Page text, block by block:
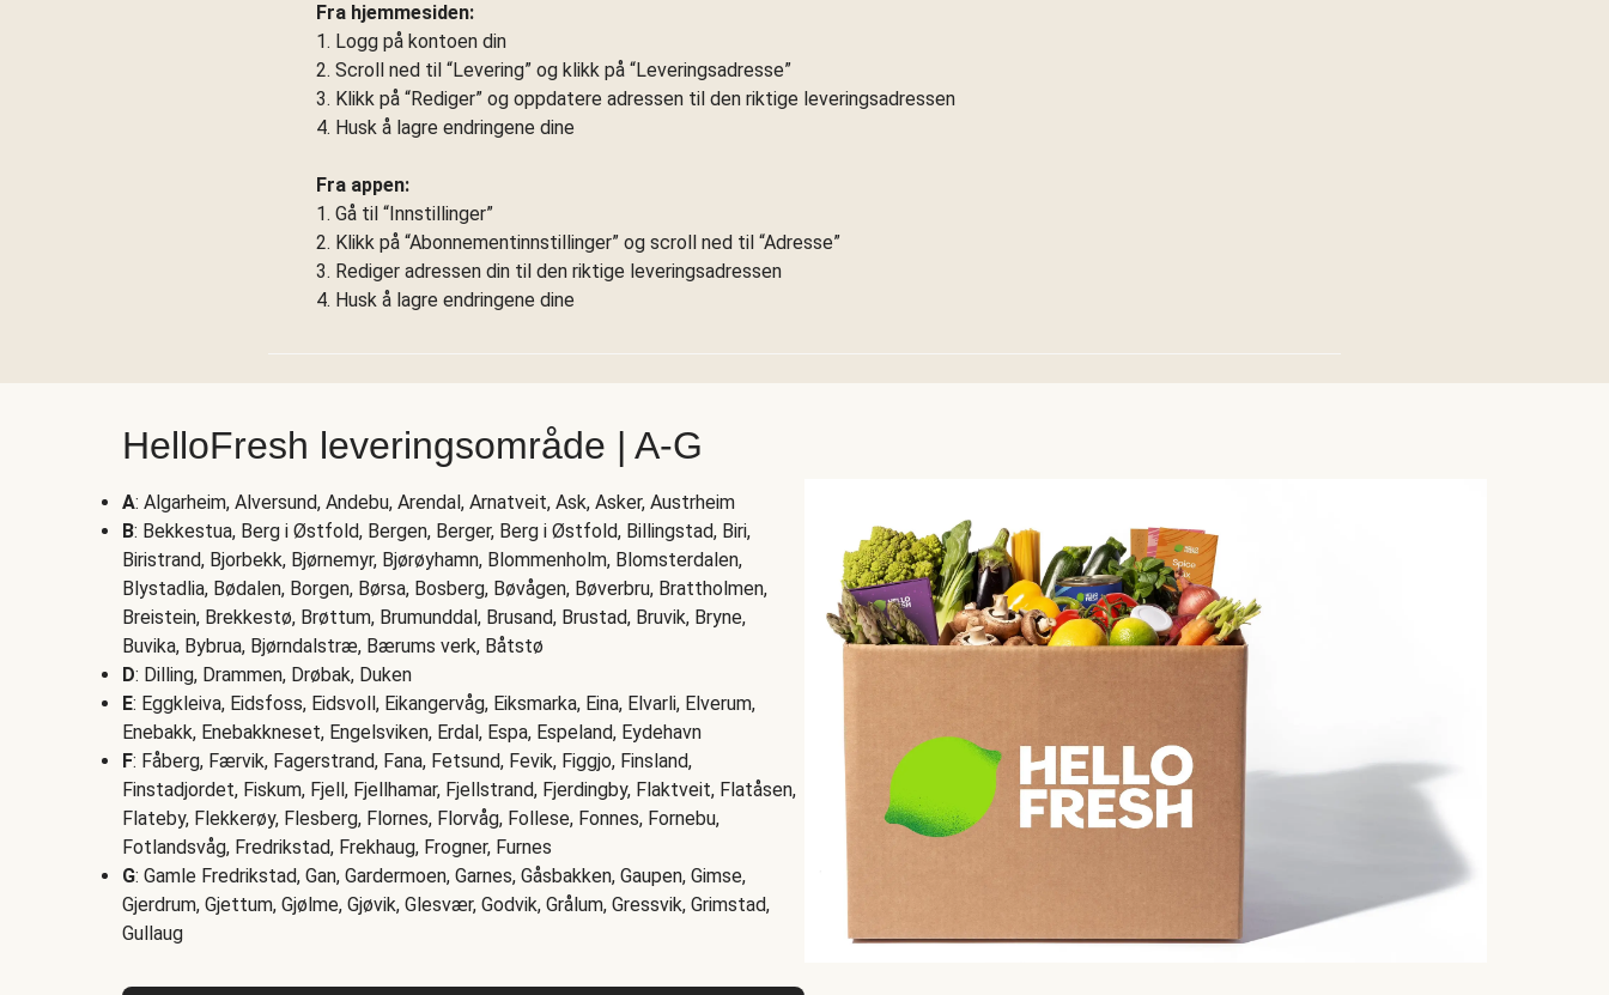
Fra hjemmesiden:
1. Logg på kontoen din
2. Scroll ned til “Levering” og klikk på “Leveringsadresse”
3. Klikk på “Rediger” og oppdatere adressen til den riktige leveringsadressen
4. Husk å lagre endringene dine
Fra appen:
1. Gå til “Innstillinger”
2. Klikk på “Abonnementinnstillinger” og scroll ned til “Adresse”
3. Rediger adressen din til den riktige leveringsadressen
4. Husk å lagre endringene dine
HelloFresh leveringsområde | A-G
A: Algarheim, Alversund, Andebu, Arendal, Arnatveit, Ask, Asker, Austrheim
B: Bekkestua, Berg i Østfold, Bergen, Berger, Berg i Østfold, Billingstad, Biri,
Biristrand, Bjorbekk, Bjørnemyr, Bjørøyhamn, Blommenholm, Blomsterdalen,
Blystadlia, Bødalen, Borgen, Børsa, Bosberg, Bøvågen, Bøverbru, Brattholmen,
Breistein, Brekkestø, Brøttum, Brumunddal, Brusand, Brustad, Bruvik, Bryne,
Buvika, Bybrua, Bjørndalstræ, Bærums verk, Båtstø
D: Dilling, Drammen, Drøbak, Duken
E: Eggkleiva, Eidsfoss, Eidsvoll, Eikangervåg, Eiksmarka, Eina, Elvarli, Elverum,
Enebakk, Enebakkneset, Engelsviken, Erdal, Espa, Espeland, Eydehavn
F: Fåberg, Færvik, Fagerstrand, Fana, Fetsund, Fevik, Figgjo, Finsland,
Finstadjordet, Fiskum, Fjell, Fjellhamar, Fjellstrand, Fjerdingby, Flaktveit, Flatåsen,
Flateby, Flekkerøy, Flesberg, Flornes, Florvåg, Follese, Fonnes, Fornebu,
Fotlandsvåg, Fredrikstad, Frekhaug, Frogner, Furnes
G: Gamle Fredrikstad, Gan, Gardermoen, Garnes, Gåsbakken, Gaupen, Gimse,
Gjerdrum, Gjettum, Gjølme, Gjøvik, Glesvær, Godvik, Grålum, Gressvik, Grimstad,
Gullaug